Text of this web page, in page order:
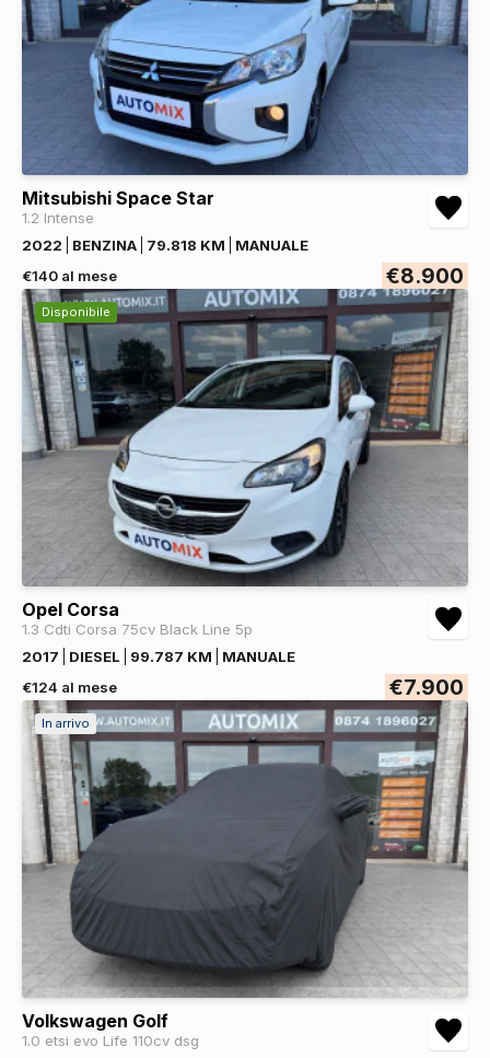
Mitsubishi Space Star
1.2 Intense
2022
BENZINA 79.818 KM
MANUALE
€140 al mese
€8.900
Disponibile
Opel Corsa
1.3 Cdti Corsa 75cv Black Line 5p
2017
DIESEL 99.787 KM
MANUALE
€124 al mese
€7.900
In arrivo
Volkswagen Golf
1.0 etsi evo Life 110cv dsg